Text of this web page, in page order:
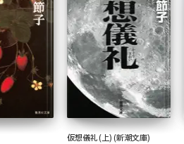
仮想儀礼(上)(新潮文庫)